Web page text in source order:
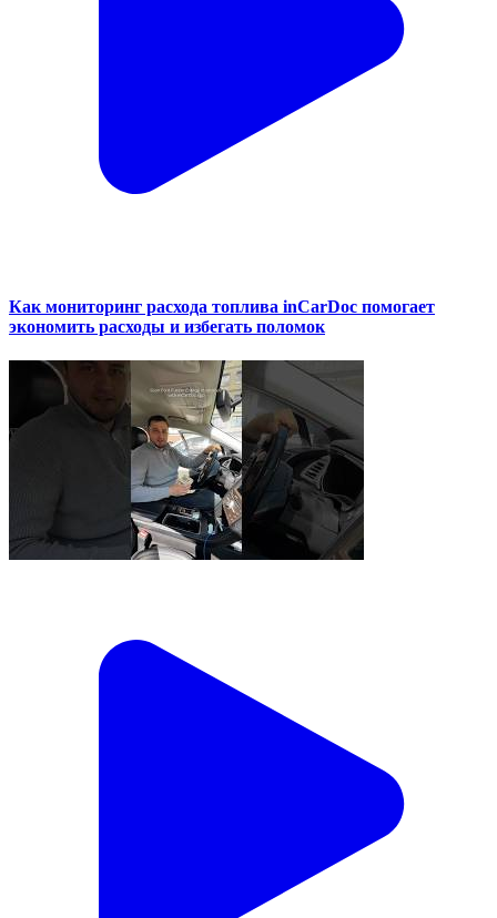
Как мониторинг расхода топлива inCarDoc помогает
экономить расходы и избегать поломок